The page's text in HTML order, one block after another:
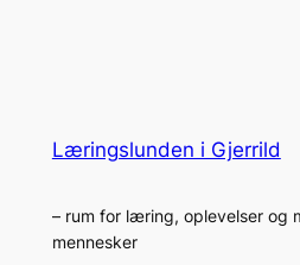
Læringslunden i Gjerrild
– rum for læring, oplevelser og
mennesker